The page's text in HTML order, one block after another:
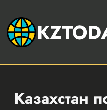
Казахстан